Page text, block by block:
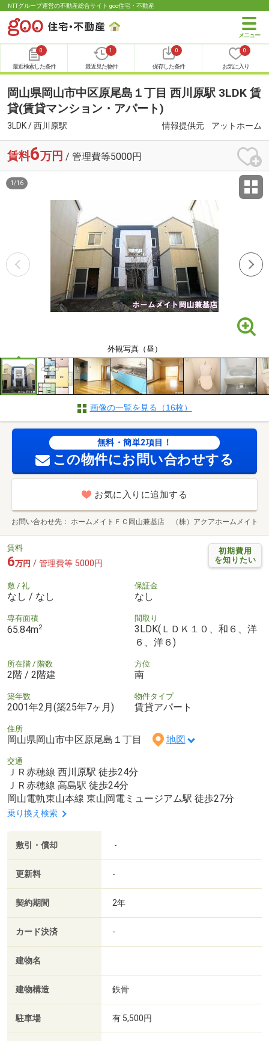
NTTグループ運営の不動産総合サイト goo住宅・不動産
0
最近検索した条件
1
最近見た物件
0
保存した条件
0
お気に入り
岡山県岡山市中区原尾島１丁目 西川原駅 3LDK 賃
貸(賃貸マンション・アパート)
3LDK / 西川原駅 情報提供元 アットホーム
賃料6万円 / 管理費等5000円
外観写真（昼）
1 /16
画像の一覧を見る（16枚）
無料・簡単2項目！
この物件にお問い合わせする
お気に入りに追加する
お問い合わせ先 ホームメイトＦＣ岡山兼基店 （株）アクアホームメイト
初期費用
を知りたい
賃料
6万円 / 管理費等 5000円
敷 / 礼
なし / なし
保証金
なし
専有面積
65.84m2
間取り
3LDK(ＬＤＫ１０、和６、洋
６、洋６)
所在階 / 階数
2階 / 2階建
方位
南
築年数
2001年2月(築25年7ヶ月)
物件タイプ
賃貸アパート
住所
岡山県岡山市中区原尾島１丁目 地図
交通
ＪＲ赤穂線 西川原駅 徒歩24分
ＪＲ赤穂線 高島駅 徒歩24分
岡山電軌東山本線 東山岡電ミュージアム駅 徒歩27分
乗り換え検索
敷引・償却 -
更新料 -
契約期間 2年
カード決済 -
建物名
建物構造 鉄骨
駐車場 有 5,500円